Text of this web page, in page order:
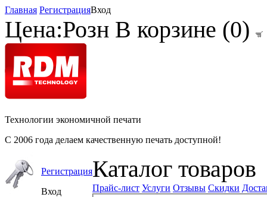
Главная РегистрацияВход
Цена:Розн В корзине (0)
Технологии экономичной печати
С 2006 года делаем качественную печать доступной!
Регистрация
Вход
Каталог товаров
Прайс-лист Услуги Отзывы Скидки